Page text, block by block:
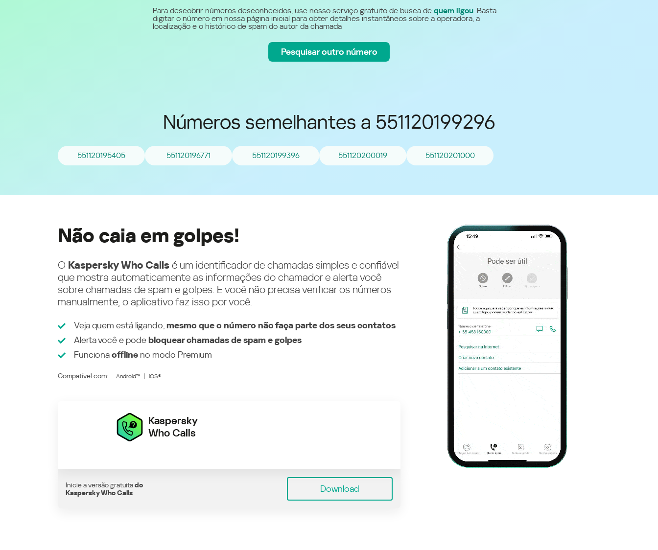
Україна (Ukraine)
Para todos os demais
Para descobrir números desconhecidos, use nosso serviço gratuito de busca de quem ligou. Basta
digitar o número em nossa página inicial para obter detalhes instantâneos sobre a operadora, a
localização e o histórico de spam do autor da chamada
Pesquisar outro número
Números semelhantes a 551120199296
551120195405 551120196771 551120199396 551120200019 551120201000
Não caia em golpes!
O Kaspersky Who Calls é um identificador de chamadas simples e confiável
que mostra automaticamente as informações do chamador e alerta você
sobre chamadas de spam e golpes. E você não precisa verificar os números
manualmente, o aplicativo faz isso por você.
Veja quem está ligando, mesmo que o número não faça parte dos seus contatos
Alerta você e podebloquear chamadas de spam e golpes
Funcionaoffline no modo Premium
Compatível com: Android™ iOS®
Kaspersky
Who Calls
Inicie a versão gratuitado
Kaspersky Who Calls
Download